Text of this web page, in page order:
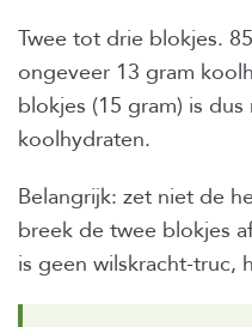
Twee tot drie blokjes.
ongeveer 13 gram
blokjes (15 gram) is
koolhydraten.
Belangrijk: zet niet de
breek de twee blokjes
is geen wilskracht-truc,